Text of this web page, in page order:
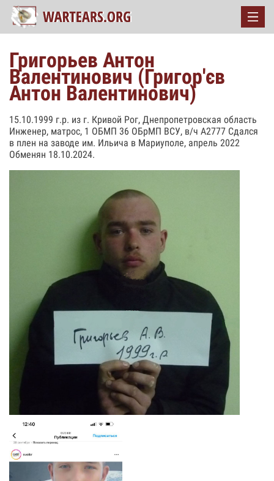
Григорьев Антон
Валентинович (Григор'єв
Антон Валентинович)
15.10.1999 г.р. из г. Кривой Рог, Днепропетровская область
Инженер, матрос, 1 ОБМП 36 ОБрМП ВСУ, в/ч А2777 Сдался
в плен на заводе им. Ильича в Мариуполе, апрель 2022
Обменян 18.10.2024.